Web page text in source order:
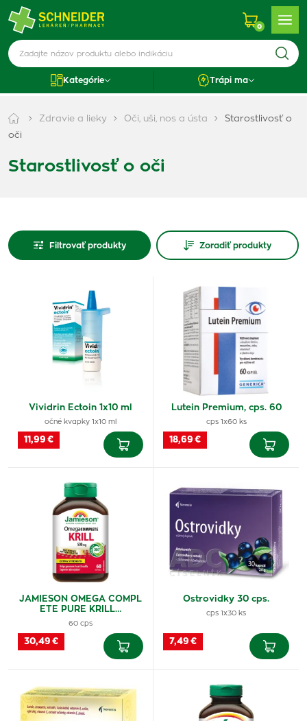
0
Kategórie Trápi ma
Zdravie a lieky Oči, uši, nos a ústa
Starostlivosť o
oči
Starostlivosť o oči
Filtrovať produkty Zoradiť produkty
Vividrin Ectoin 1x10 ml
očné kvapky 1x10 ml
11,99 €
Lutein Premium, cps. 60
cps 1x60 ks
18,69 €
JAMIESON OMEGA COMPL
ETE PURE KRILL…
60 cps
30,49 €
Ostrovidky 30 cps.
cps 1x30 ks
7,49 €